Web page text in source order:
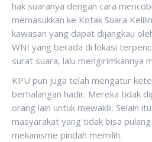
hak suaranya dengan cara
memasukkan ke Kotak Suara
kawasan yang dapat dijangkau
WNI yang berada di lokasi
surat suara, lalu mengirimkannya
KPU pun juga telah mengatur
berhalangan hadir. Mereka tidak
orang lain untuk mewakili. Selain
masyarakat yang tidak bisa
mekanisme pindah memilih.